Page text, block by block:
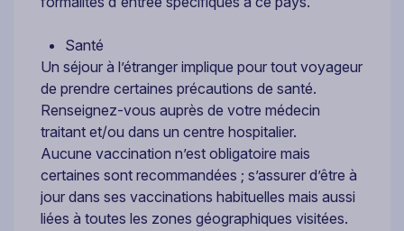
Santé
Un séjour à l’étranger implique pour tout voyageur
de prendre certaines précautions de santé.
Renseignez-vous auprès de votre médecin
traitant et/ou dans un centre hospitalier.
Aucune vaccination n’est obligatoire mais
certaines sont recommandées ; s’assurer d’être à
jour dans ses vaccinations habituelles mais aussi
liées à toutes les zones géographiques visitées.